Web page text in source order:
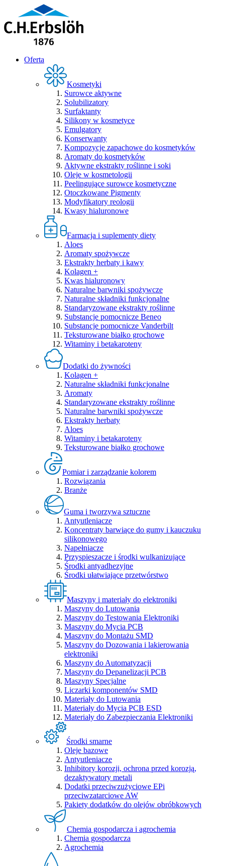
Oferta
Kosmetyki
Surowce aktywne
Solubilizatory
Surfaktanty
Silikony w kosmetyce
Emulgatory
Konserwanty
Kompozycje zapachowe do kosmetyków
Aromaty do kosmetyków
Aktywne ekstrakty roślinne i soki
Oleje w kosmetologii
Peelingujące surowce kosmetyczne
Otoczkowane Pigmenty
Modyfikatory reologii
Kwasy hialuronowe
Farmacja i suplementy diety
Aloes
Aromaty spożywcze
Ekstrakty herbaty i kawy
Kolagen +
Kwas hialuronowy
Naturalne barwniki spożywcze
Naturalne składniki funkcjonalne
Standaryzowane ekstrakty roślinne
Substancje pomocnicze Beneo
Substancje pomocnicze Vanderbilt
Teksturowane białko grochowe
Witaminy i betakaroteny
Dodatki do żywności
Kolagen +
Naturalne składniki funkcjonalne
Aromaty
Standaryzowane ekstrakty roślinne
Naturalne barwniki spożywcze
Ekstrakty herbaty
Aloes
Witaminy i betakaroteny
Teksturowane białko grochowe
Pomiar i zarządzanie kolorem
Rozwiązania
Branże
Guma i tworzywa sztuczne
Antyutleniacze
Koncentraty barwiące do gumy i kauczuku
silikonowego
Napełniacze
Przyspieszacze i środki wulkanizujące
Środki antyadhezyjne
Środki ułatwiające przetwórstwo
Maszyny i materiały do elektroniki
Maszyny do Lutowania
Maszyny do Testowania Elektroniki
Maszyny do Mycia PCB
Maszyny do Montażu SMD
Maszyny do Dozowania i lakierowania
elektroniki
Maszyny do Automatyzacji
Maszyny do Depanelizacji PCB
Maszyny Specjalne
Liczarki komponentów SMD
Materiały do Lutowania
Materiały do Mycia PCB ESD
Materiały do Zabezpieczania Elektroniki
Środki smarne
Oleje bazowe
Antyutleniacze
Inhibitory korozji, ochrona przed korozją,
dezaktywatory metali
Dodatki przeciwzużyciowe EPi
przeciwzatarciowe AW
Pakiety dodatków do olejów obróbkowych
Chemia gospodarcza i agrochemia
Chemia gospodarcza
Agrochemia